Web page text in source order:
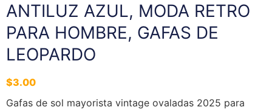
ANTILUZ AZUL, MODA RETRO
PARA HOMBRE, GAFAS DE
LEOPARDO
$3.00
Gafas de sol mayorista vintage ovaladas 2025 para